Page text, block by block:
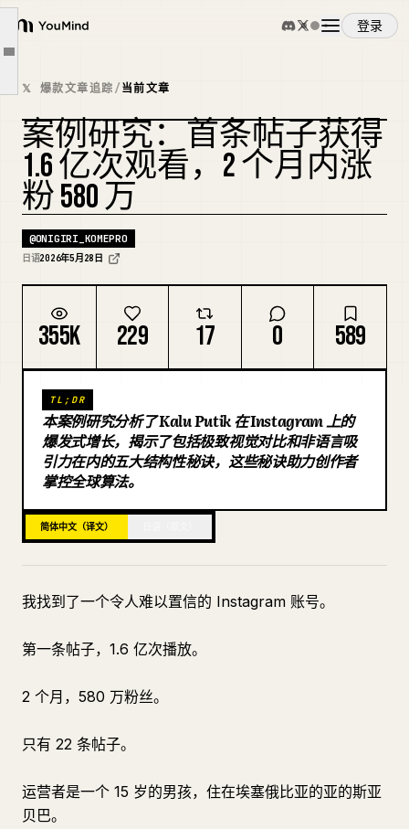
YouMind
登录
概览
使用案例
技能
提示词
下载
博客
文章大纲
不要参考日本账号
光靠模仿不会增长
实践步骤
总结
最后一项公告
𝕏 爆款文章追踪/当前文章
案例研究：首条帖子获得
1.6 亿次观看，2 个月内涨
粉 580 万
@ONIGIRI_KOMEPRO
日语2026年5月28日
355K 229 17 0 589
TL;DR
本案例研究分析了 Kalu Putik 在 Instagram 上的
爆发式增长，揭示了包括极致视觉对比和非语言吸
引力在内的五大结构性秘诀，这些秘诀助力创作者
掌控全球算法。
简体中文（译文）
我找到了一个令人难以置信的 Instagram 账号。
第一条帖子，1.6 亿次播放。
2 个月，580 万粉丝。
只有 22 条帖子。
运营者是一个 15 岁的男孩，住在埃塞俄比亚的亚的斯亚
贝巴。